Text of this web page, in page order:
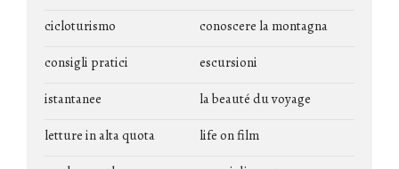
cicloturismo conoscere la montagna
consigli pratici escursioni
istantanee la beauté du voyage
letture in alta quota life on film